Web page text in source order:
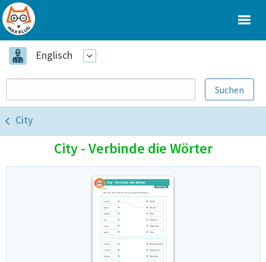
Englisch
City
City - Verbinde die Wörter